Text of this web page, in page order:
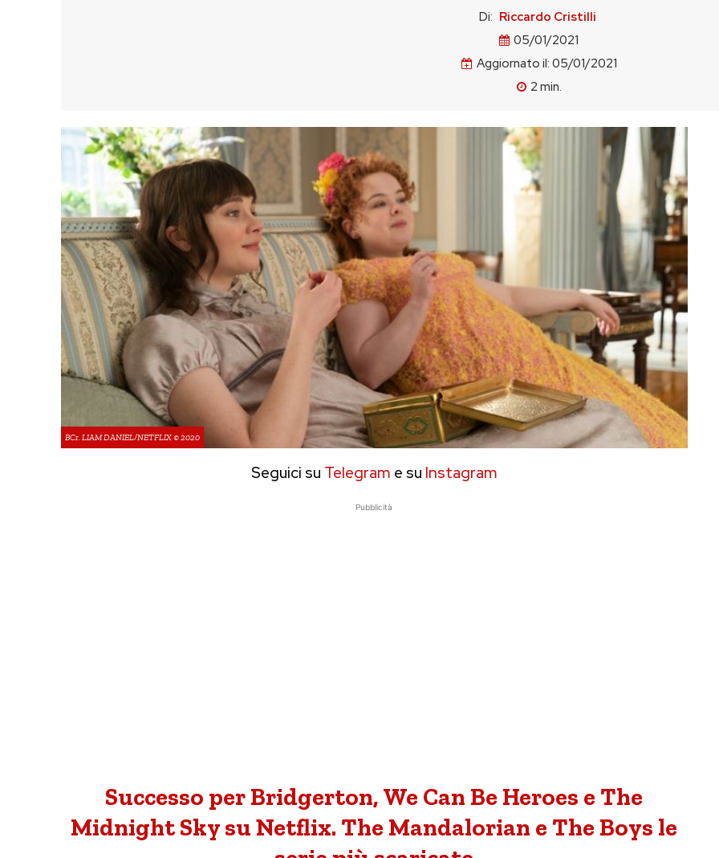
Di: Riccardo Cristilli
05/01/2021
Aggiornato il: 05/01/2021
2 min.
BCr. LIAM DANIEL/NETFLIX © 2020
Seguici su Telegram e su Instagram
Pubblicità
Successo per Bridgerton, We Can Be Heroes e The
Midnight Sky su Netflix. The Mandalorian e The Boys le